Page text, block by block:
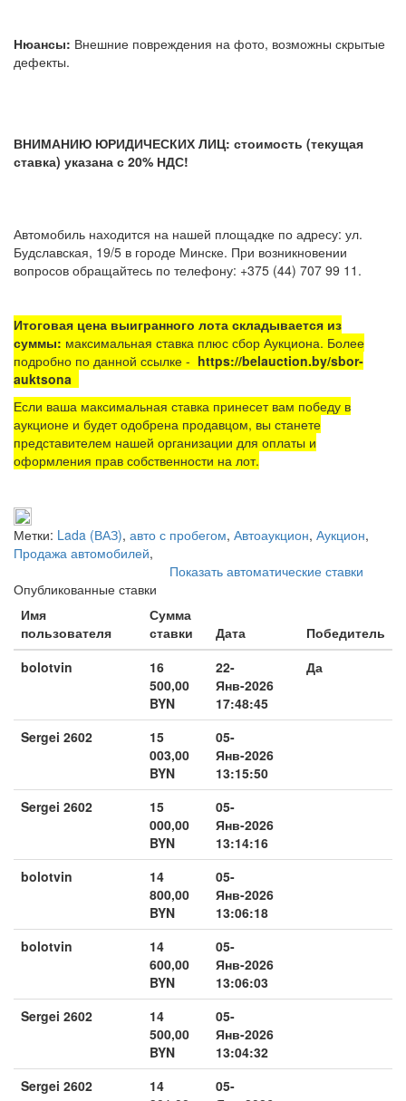
Нюансы: Внешние повреждения на фото, возможны скрытые
дефекты.
ВНИМАНИЮ ЮРИДИЧЕСКИХ ЛИЦ: стоимость (текущая
ставка) указана с 20% НДС!
Автомобиль находится на нашей площадке по адресу: ул.
Будславская, 19/5 в городе Минске. При возникновении
вопросов обращайтесь по телефону: +375 (44) 707 99 11.
Итоговая цена выигранного лота складывается из
суммы: максимальная ставка плюс сбор Аукциона. Более
подробно по данной ссылке - https://belauction.by/sbor-
auktsona
Если ваша максимальная ставка принесет вам победу в
аукционе и будет одобрена продавцом, вы станете
представителем нашей организации для оплаты и
оформления прав собственности на лот.
Метки: Lada (ВАЗ), авто с пробегом, Автоаукцион, Аукцион,
Продажа автомобилей,
Показать автоматические ставки
Опубликованные ставки
Имя
пользователя
Сумма
ставки
Дата
Победитель
bolotvin
16
500,00
BYN
22-
Янв-2026
17:48:45
Да
Sergei 2602
15
003,00
BYN
05-
Янв-2026
13:15:50
Sergei 2602
15
000,00
BYN
05-
Янв-2026
13:14:16
bolotvin
14
800,00
BYN
05-
Янв-2026
13:06:18
bolotvin
14
600,00
BYN
05-
Янв-2026
13:06:03
Sergei 2602
14
500,00
BYN
05-
Янв-2026
13:04:32
Sergei 2602
14
05-